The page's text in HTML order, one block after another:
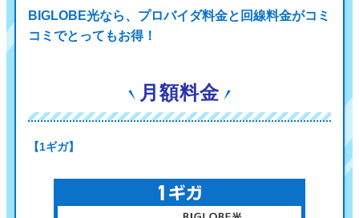
BIGLOBE光なら、プロバイダ料金と回線料金がコミ
コミでとってもお得！
月額料金
【1ギガ】